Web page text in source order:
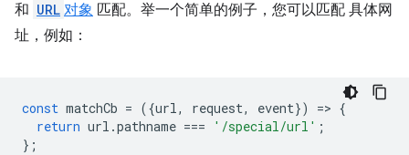
和 URL 对象 匹配。举一个简单的例子，您可以匹配 具体网
址，例如：
const matchCb = ({url, request, event}) => {
return url .pathname === '/special/url' ;
};